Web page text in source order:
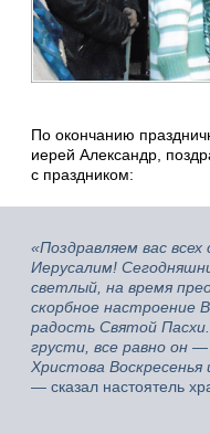
По окончанию
иерей Александр,
с праздником:
«Поздравляем вас всех
Иерусалим!
светлый, на время
скорбное настроение
радость Святой
грусти, все равно он
Христова Воскресенья
— сказал настоятель